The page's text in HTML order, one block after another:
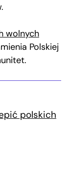
wolnych
Polskiej
polskich